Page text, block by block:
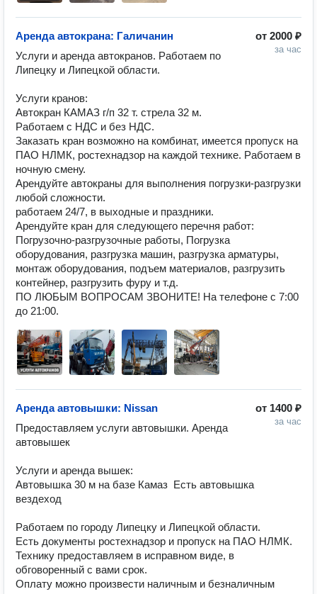
от 2000 ₽
за час
Аренда автокрана: Галичанин
Услуги и аренда автокранов. Работаем по
Липецку и Липецкой области.
Услуги кранов:
Автокран КАМАЗ г/п 32 т. стрела 32 м.
Работаем с НДС и без НДС.
Заказать кран возможно на комбинат, имеется пропуск на
ПАО НЛМК, ростехнадзор на каждой технике. Работаем в
ночную смену.
Арендуйте автокраны для выполнения погрузки-разгрузки
любой сложности.
работаем 24/7, в выходные и праздники.
Арендуйте кран для следующего перечня работ:
Погрузочно-разгрузочные работы, Погрузка
оборудования, разгрузка машин, разгрузка арматуры,
монтаж оборудования, подъем материалов, разгрузить
контейнер, разгрузить фуру и т.д.
ПО ЛЮБЫМ ВОПРОСАМ ЗВОНИТЕ! На телефоне с 7:00
до 21:00.
от 1400 ₽
за час
Аренда автовышки: Nissan
Предоставляем услуги автовышки. Аренда
автовышек
Услуги и аренда вышек:
Автовышка 30 м на базе Камаз  Есть автовышка
вездеход
Работаем по городу Липецку и Липецкой области.
Есть документы ростехнадзор и пропуск на ПАО НЛМК.
Технику предоставляем в исправном виде, в
обговоренный с вами срок.
Оплату можно произвести наличным и безналичным